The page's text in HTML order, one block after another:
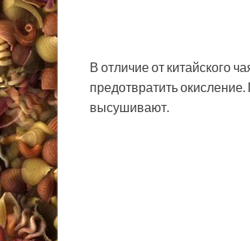
В отличие от китайского
предотвратить
высушивают.